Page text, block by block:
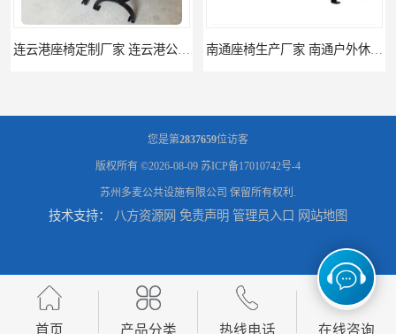
连云港分类垃圾桶生产厂 连云港塑料垃圾桶 制品厂 连云港景区垃圾桶定做 连云港垃圾收集房生产厂家 连云港分类垃圾房定做 连云港不锈钢垃圾屋制品厂
您是第2837659位访客
版权所有 ©2026-08-09 苏ICP备17010742号-4
苏州多麦公共设施有限公司 保留所有权利.
技术支持： 八方资源网 免责声明 管理员入口 网站地图
首页 产品分类 热线电话 在线咨询